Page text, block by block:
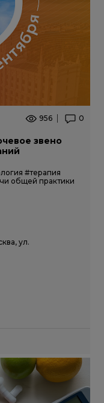
956 0
звено
#терапия
общей практики
ул.